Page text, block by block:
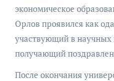
экономическое
Орлов проявился как
участвующий в научных
получающий
После окончания